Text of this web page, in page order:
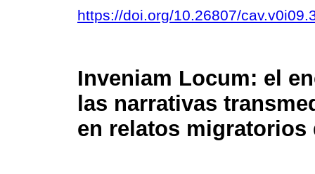
https://doi.org/10.26807/
Inveniam Locum: el
las narrativas
en relatos migratorios